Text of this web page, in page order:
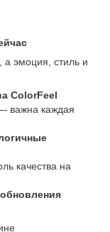
а эмоция, стиль и
ColorFeel
важна каждая
качества на